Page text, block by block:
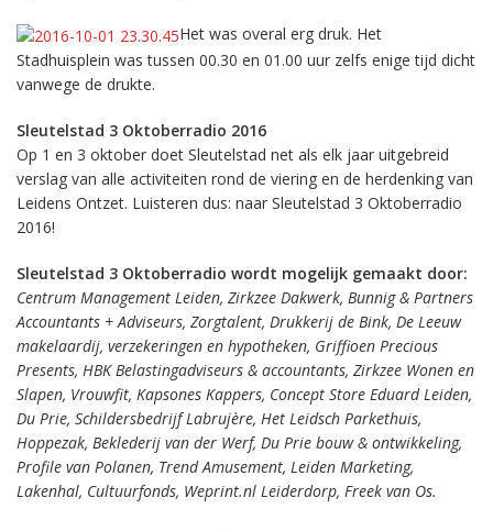
Het was overal erg druk. Het
Stadhuisplein was tussen 00.30 en 01.00 uur zelfs enige tijd dicht
vanwege de drukte.
Sleutelstad 3 Oktoberradio 2016
Op 1 en 3 oktober doet Sleutelstad net als elk jaar uitgebreid
verslag van alle activiteiten rond de viering en de herdenking van
Leidens Ontzet. Luisteren dus: naar Sleutelstad 3 Oktoberradio
2016!
Sleutelstad 3 Oktoberradio wordt mogelijk gemaakt door:
Centrum Management Leiden, Zirkzee Dakwerk, Bunnig & Partners
Accountants + Adviseurs, Zorgtalent, Drukkerij de Bink, De Leeuw
makelaardij, verzekeringen en hypotheken, Griffioen Precious
Presents, HBK Belastingadviseurs & accountants, Zirkzee Wonen en
Slapen, Vrouwfit, Kapsones Kappers, Concept Store Eduard Leiden,
Du Prie, Schildersbedrijf Labrujère, Het Leidsch Parkethuis,
Hoppezak, Beklederij van der Werf, Du Prie bouw & ontwikkeling,
Profile van Polanen, Trend Amusement, Leiden Marketing,
Lakenhal, Cultuurfonds, Weprint.nl Leiderdorp, Freek van Os.